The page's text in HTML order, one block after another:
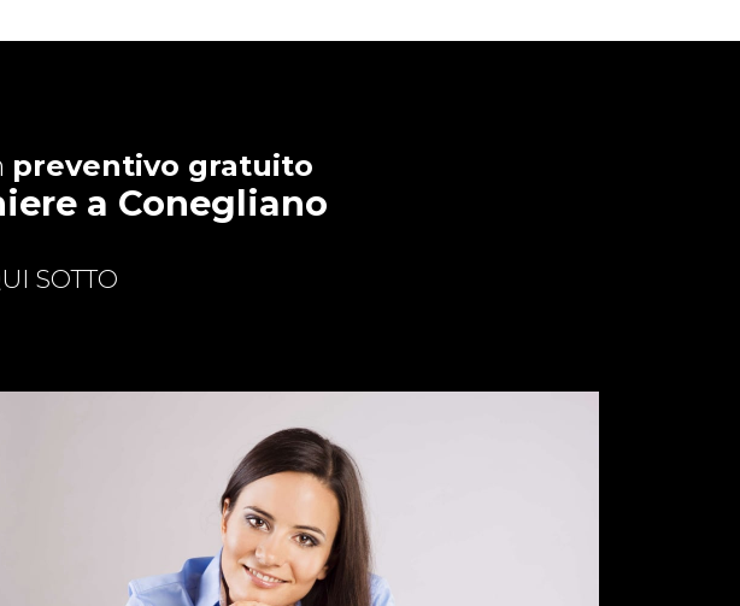
preventivo gratuito
a Conegliano
SOTTO